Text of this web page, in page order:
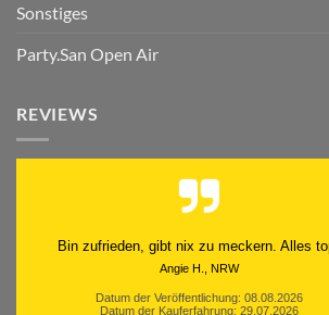
Sonstiges
Party.San Open Air
REVIEWS
Schnell. Zuverlässig. Klasse.
Datum der Kauferfahrung: 29.07.2026